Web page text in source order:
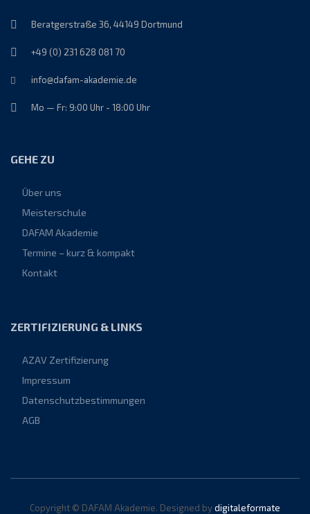
Beratgerstraße 36, 44149 Dortmund
+49 (0) 231 628 081 70
info@dafam-akademie.de
Mo — Fr: 9:00 Uhr - 18:00 Uhr
GEHE ZU
Über uns
Meisterschule
DAFAM Akademie
Termine – kurz & kompakt
Kontakt
ZERTIFIZIERUNG & LINKS
AZAV Zertifizierung
Impressum
Datenschutzbestimmungen
AGB
Copyright © DAFAM Akademie. Designed bydigitaleformate